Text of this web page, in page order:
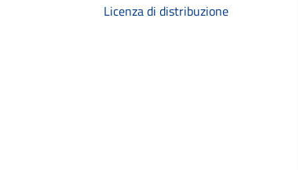
Licenza di distribuzione